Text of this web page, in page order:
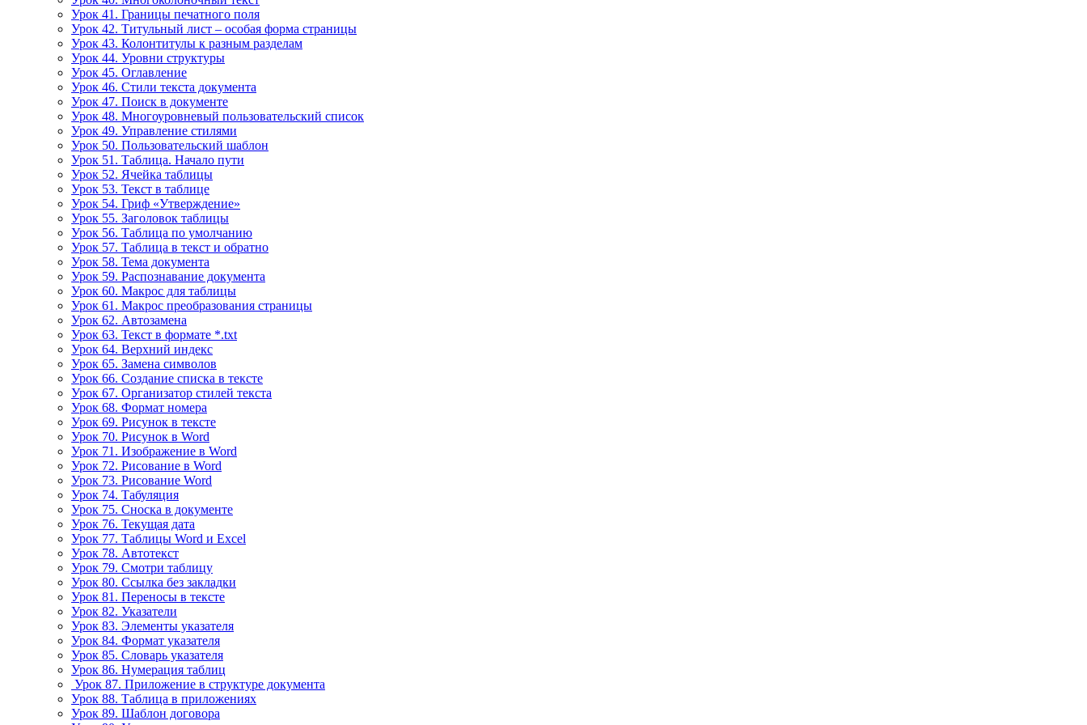
Урок 41. Границы печатного поля
Урок 42. Титульный лист – особая форма страницы
Урок 43. Колонтитулы к разным разделам
Урок 44. Уровни структуры
Урок 45. Оглавление
Урок 46. Стили текста документа
Урок 47. Поиск в документе
Урок 48. Многоуровневый пользовательский список
Урок 49. Управление стилями
Урок 50. Пользовательский шаблон
Урок 51. Таблица. Начало пути
Урок 52. Ячейка таблицы
Урок 53. Текст в таблице
Урок 54. Гриф «Утверждение»
Урок 55. Заголовок таблицы
Урок 56. Таблица по умолчанию
Урок 57. Таблица в текст и обратно
Урок 58. Тема документа
Урок 59. Распознавание документа
Урок 60. Макрос для таблицы
Урок 61. Макрос преобразования страницы
Урок 62. Автозамена
Урок 63. Текст в формате *.txt
Урок 64. Верхний индекс
Урок 65. Замена символов
Урок 66. Создание списка в тексте
Урок 67. Организатор стилей текста
Урок 68. Формат номера
Урок 69. Рисунок в тексте
Урок 70. Рисунок в Word
Урок 71. Изображение в Word
Урок 72. Рисование в Word
Урок 73. Рисование Word
Урок 74. Табуляция
Урок 75. Сноска в документе
Урок 76. Текущая дата
Урок 77. Таблицы Word и Excel
Урок 78. Автотекст
Урок 79. Смотри таблицу
Урок 80. Ссылка без закладки
Урок 81. Переносы в тексте
Урок 82. Указатели
Урок 83. Элементы указателя
Урок 84. Формат указателя
Урок 85. Словарь указателя
Урок 86. Нумерация таблиц
Урок 87. Приложение в структуре документа
Урок 88. Таблица в приложениях
Урок 89. Шаблон договора